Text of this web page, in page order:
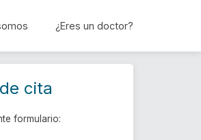
¿Eres un doctor?
Reservar cita
cita
formulario: